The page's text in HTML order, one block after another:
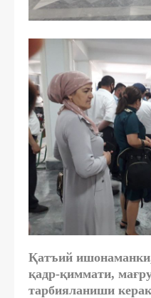
Қатъий
қадр-қиммати,
тарбияланиши